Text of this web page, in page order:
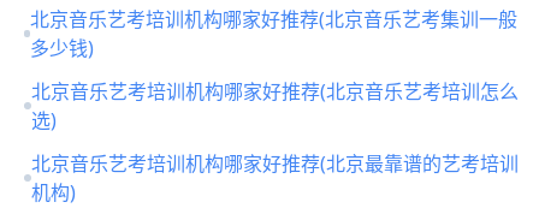
北京音乐艺考培训机构哪家好推荐(北京音乐艺考集训一般
多少钱)
北京音乐艺考培训机构哪家好推荐(北京音乐艺考培训怎么
选)
北京音乐艺考培训机构哪家好推荐(北京最靠谱的艺考培训
机构)